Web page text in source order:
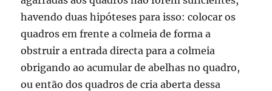
havendo duas hipóteses para isso: colocar os
quadros em frente a colmeia de forma a
obstruir a entrada directa para a colmeia
obrigando ao acumular de abelhas no quadro,
ou então dos quadros de cria aberta dessa